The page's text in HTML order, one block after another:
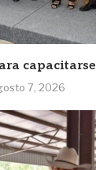
7, 2026